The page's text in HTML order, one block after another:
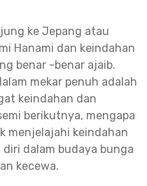
ke Jepang atau
Hanami dan keindahan
benar -benar ajaib.
mekar penuh adalah
keindahan dan
berikutnya, mengapa
menjelajahi keindahan
diri dalam budaya bunga
kecewa.